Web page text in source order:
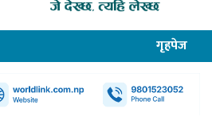
गृहपेज